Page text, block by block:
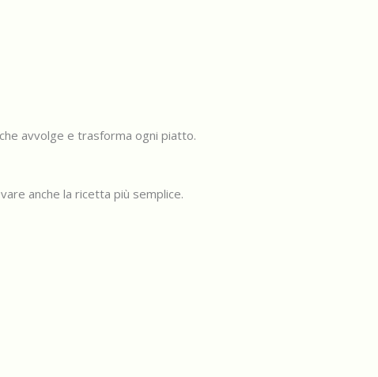
avvolge e trasforma ogni piatto.
anche la ricetta più semplice.